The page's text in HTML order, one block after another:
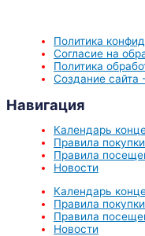
Политика
Согласие на
Политика
Создание сайта
Навигация
Календарь
Правила
Правила
Новости
Календарь
Правила
Правила
Новости